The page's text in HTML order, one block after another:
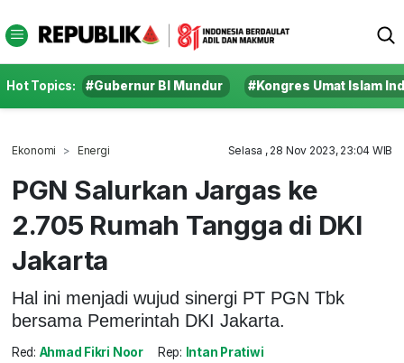
Hot Topics: #Gubernur BI Mundur #Kongres Umat Islam
Ekonomi Energi Selasa , 28 Nov 2023, 23:04 WIB
PGN Salurkan Jargas ke
2.705 Rumah Tangga di DKI
Jakarta
Hal ini menjadi wujud sinergi PT PGN Tbk
bersama Pemerintah DKI Jakarta.
Red: Ahmad Fikri Noor Rep: Intan Pratiwi